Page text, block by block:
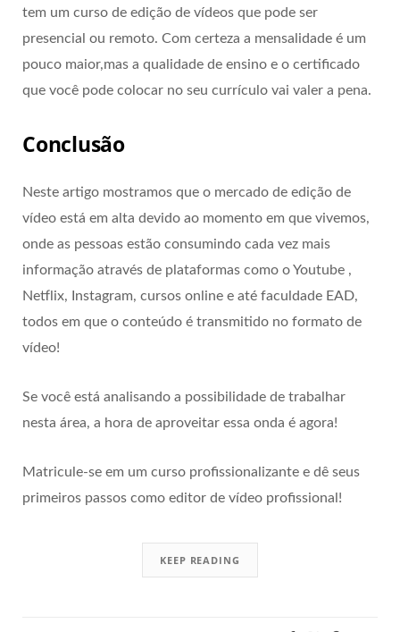
tem um curso de edição de vídeos que pode ser
presencial ou remoto. Com certeza a mensalidade é um
pouco maior,mas a qualidade de ensino e o certificado
que você pode colocar no seu currículo vai valer a pena.
Conclusão
Neste artigo mostramos que o mercado de edição de
vídeo está em alta devido ao momento em que vivemos,
onde as pessoas estão consumindo cada vez mais
informação através de plataformas como o Youtube ,
Netflix, Instagram, cursos online e até faculdade EAD,
todos em que o conteúdo é transmitido no formato de
vídeo!
Se você está analisando a possibilidade de trabalhar
nesta área, a hora de aproveitar essa onda é agora!
Matricule-se em um curso profissionalizante e dê seus
primeiros passos como editor de vídeo profissional!
KEEP READING